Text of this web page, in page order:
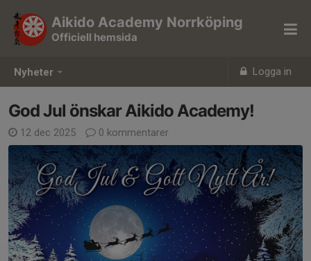
Nyheter Logga in
Aikido Academy Norrköping
Officiell hemsida
God Jul önskar Aikido Academy!
12 dec 2025 0 kommentarer